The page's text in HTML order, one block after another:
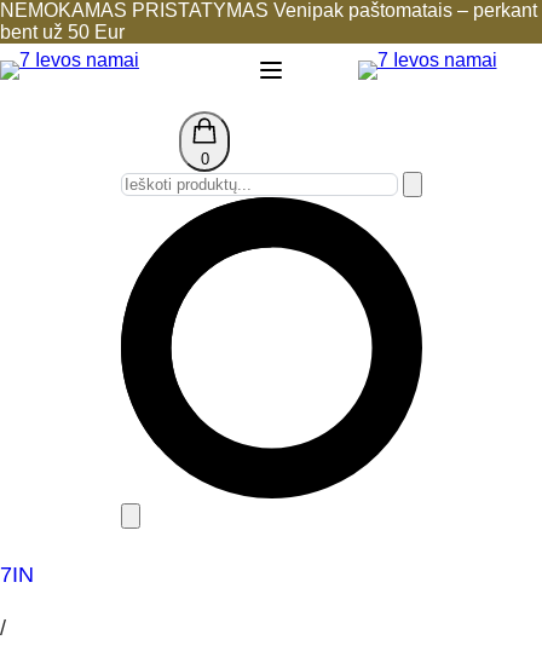
NEMOKAMAS PRISTATYMAS Venipak paštomatais – perkant
bent už 50 Eur
0
7IN
/